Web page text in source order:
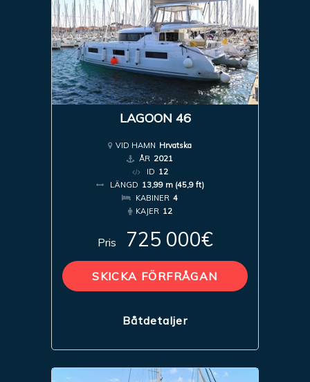
LAGOON 46
VID HAMN Hrvatska
ÅR 2021
ID 12
LÄNGD 13,99 m (45,9 ft)
KABINER 4
KAJER 12
Pris 725 000€
SKICKA FÖRFRÅGAN
Båtdetaljer